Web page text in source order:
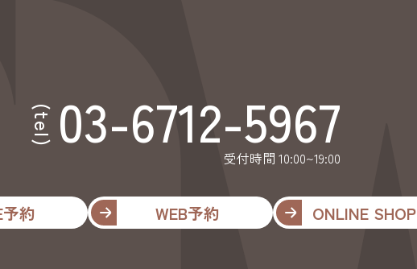
(tel) 03-6712-5967
受付時間 10:00~19:00
約 WEB予約 ONLINE SHOP